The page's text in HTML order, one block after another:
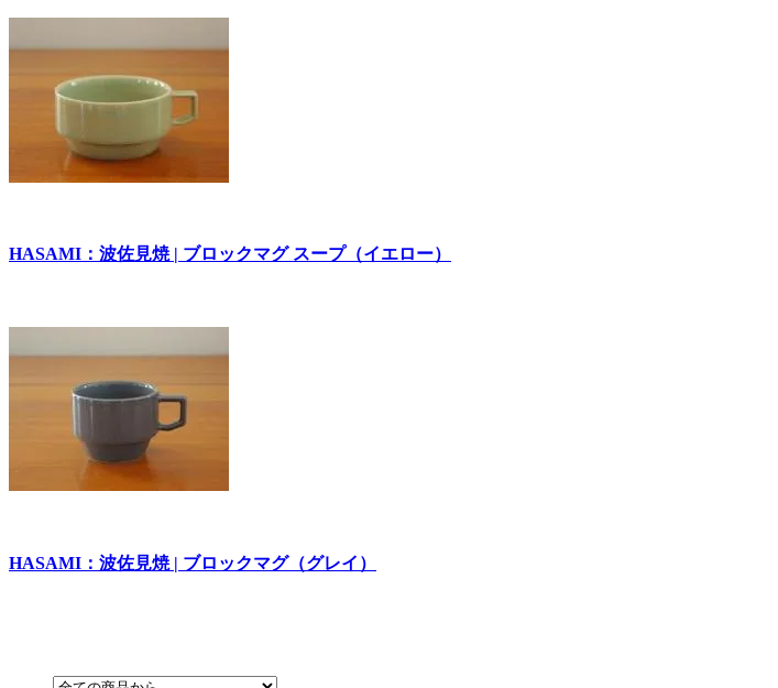
HASAMI：波佐見焼 | ブロックマグ スープ（イエロー）
HASAMI：波佐見焼 | ブロックマグ（グレイ）